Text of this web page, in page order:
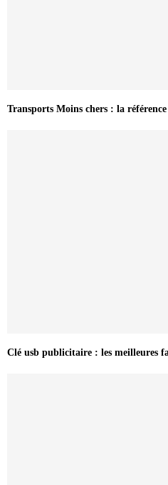
Transports Moins chers : la
Clé usb publicitaire : les meilleures